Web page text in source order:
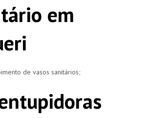
em
de vasos sanitários;